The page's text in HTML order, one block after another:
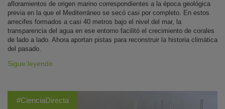
afloramientos de origen marino correspondientes a la época geológica
previa en la que el Mediterráneo se secó casi por completo. En estos
arrecifes formados a casi 40 metros bajo el nivel del mar, la
transparencia del agua en ese entorno facilitó el crecimiento de corales
de lado a lado. Ahora aportan pistas para reconstruir la historia climática
del pasado.
Sigue leyendo
#CienciaDirecta